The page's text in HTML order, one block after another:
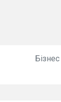
Бізнес